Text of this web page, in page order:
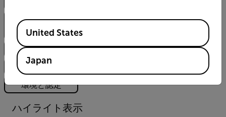
ユーザーインタ
ーフェース
電源
一般仕様
環境と認定
ハイライト表示
Available Locations
United States
Japan